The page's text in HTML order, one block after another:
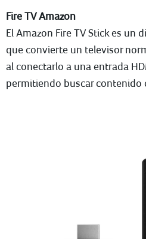
Fire TV Amazon
El Amazon Fire TV Stick es un
que convierte un televisor
al conectarlo a una entrada
permitiendo buscar contenido